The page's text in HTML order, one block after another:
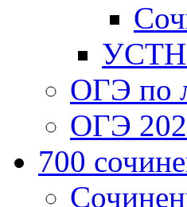
ОГЭ по
ОГЭ
700